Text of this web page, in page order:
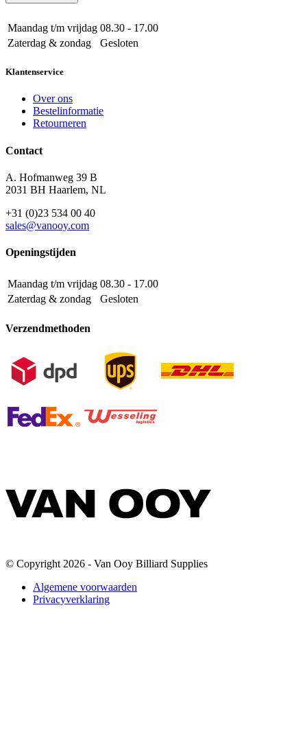
Maandag t/m vrijdag 08.30 - 17.00
Zaterdag & zondag
Gesloten
Klantenservice
Over ons
Bestelinformatie
Retourneren
Contact
A. Hofmanweg 39 B
2031 BH Haarlem, NL
+31 (0)23 534 00 40
sales@vanooy.com
Openingstijden
Maandag t/m vrijdag 08.30 - 17.00
Zaterdag & zondag
Gesloten
Verzendmethoden
© Copyright 2026 - Van Ooy Billiard Supplies
Algemene voorwaarden
Privacyverklaring